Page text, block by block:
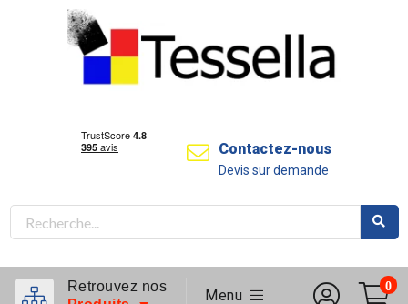
Contactez-nous
Devis sur demande
Retrouvez nos
Menu
0